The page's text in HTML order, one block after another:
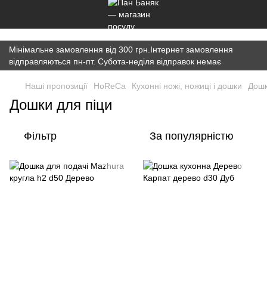
})(window,document,'script','dataLayer','GTM-K7JWBM2W');
Мінімальне замовлення від 300 грн.Інтернет замовлення
відправляються пн-пт. Субота-неділя відправок немає
Наші пропозиції HoReCa Кухонні ножі, ножиці і дошки
Дошки для піци
Фільтр За популярністю